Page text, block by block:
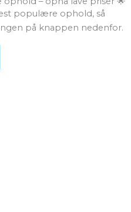
populære ophold, så
på knappen nedenfor.